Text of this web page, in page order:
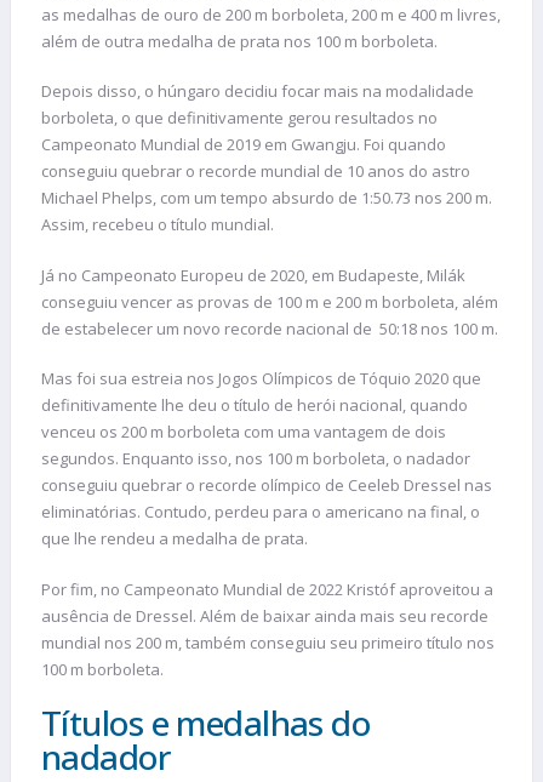
as medalhas de ouro de 200 m borboleta, 200 m e 400 m livres,
além de outra medalha de prata nos 100 m borboleta.
Depois disso, o húngaro decidiu focar mais na modalidade
borboleta, o que definitivamente gerou resultados no
Campeonato Mundial de 2019 em Gwangju. Foi quando
conseguiu quebrar o recorde mundial de 10 anos do astro
Michael Phelps, com um tempo absurdo de 1:50.73 nos 200 m.
Assim, recebeu o título mundial.
Já no Campeonato Europeu de 2020, em Budapeste, Milák
conseguiu vencer as provas de 100 m e 200 m borboleta, além
de estabelecer um novo recorde nacional de 50:18 nos 100 m.
Mas foi sua estreia nos Jogos Olímpicos de Tóquio 2020 que
definitivamente lhe deu o título de herói nacional, quando
venceu os 200 m borboleta com uma vantagem de dois
segundos. Enquanto isso, nos 100 m borboleta, o nadador
conseguiu quebrar o recorde olímpico de Ceeleb Dressel nas
eliminatórias. Contudo, perdeu para o americano na final, o
que lhe rendeu a medalha de prata.
Por fim, no Campeonato Mundial de 2022 Kristóf aproveitou a
ausência de Dressel. Além de baixar ainda mais seu recorde
mundial nos 200 m, também conseguiu seu primeiro título nos
100 m borboleta.
Títulos e medalhas do
nadador